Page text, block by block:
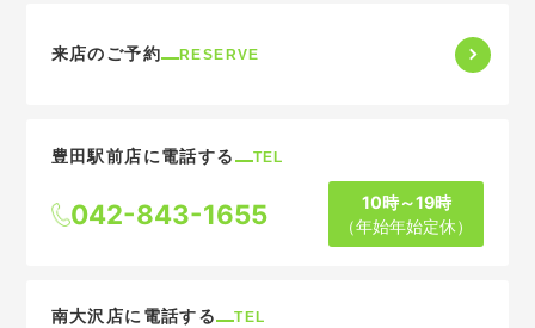
来店のご予約 RESERVE
豊田駅前店に電話する TEL
042-843-1655
10時～19時
（年始年始定休）
南大沢店に電話する TEL